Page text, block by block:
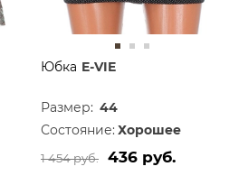
Юбка E-VIE
Размер: 44
Состояние: Хорошее
1 454 руб. 436 руб.